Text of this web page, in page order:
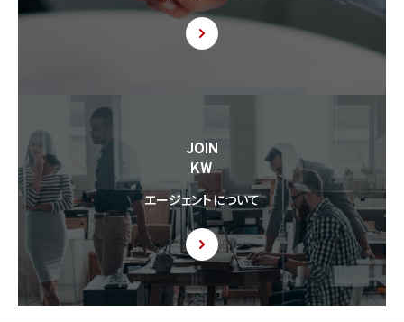
JOIN
KW
エージェントについて